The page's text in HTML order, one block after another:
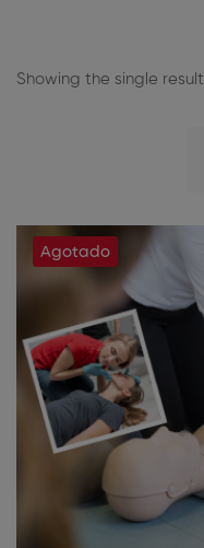
Showing the single result
Agotado